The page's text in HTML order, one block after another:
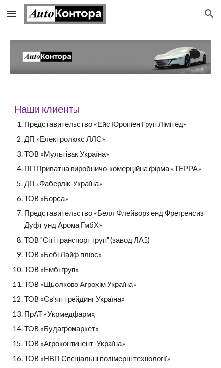
Skip to main content Skip to navigation
Наши клиенты
Представительство «Ейс Юропіен Груп Лімітед»
ДП «Електролюкс ЛЛС»
ТОВ «Мультівак Україна»
ПП Приватна виробничо-комерційна фірма «ТЕРРА»
ДП «Фаберлік-Україна»
ТОВ «Борса»
Представительство «Белл Флейворз енд Фрегренсиз
Дуфт унд Арома ГмбХ»
ТОВ "Сіті транспорт груп" (завод ЛАЗ)
ТОВ «Бебі Лайф плюс»
ТОВ «Ембі груп»
ТОВ «Щьолково Агрохім Україна»
ТОВ «Єв'яп трейдинг Україна»
ПрАТ «Укрмедфарм»,
ТОВ «Будагромаркет»
ТОВ «Агроконтинент-Україна»
ТОВ «НВП Спеціальні полімерні технології»